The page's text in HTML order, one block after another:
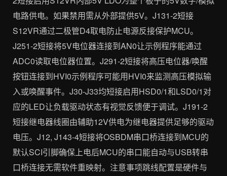
电路供电。如果禁用需从外部提供5V。J131-2短接
S12VR通过二极管D4取电防止电源反接保护MCU。
J251-2短接将5V电位器连接到AN0让示例程序能通过
ADC0读取电位器位置。J291-2短接将高压电位器/唤醒
按钮连接到HVI0示例程序可能用HVI0来监测高压模拟输
入或唤醒事件。J30-J33均短接启用HSD0/1和LSD0/1对
应的LED让负载驱动状态有视觉反馈便于调试。J191-2
短接继电器线圈由辅助12V供电为继电器提供足够的驱动
电压。J12, J143-4短接将OSBDM串口桥连接到MCU的
默认SCI引脚确保上电后MCU的串口能自动与USB转串
口桥连接无需软件重映射。注意事项跳线配置是硬件与